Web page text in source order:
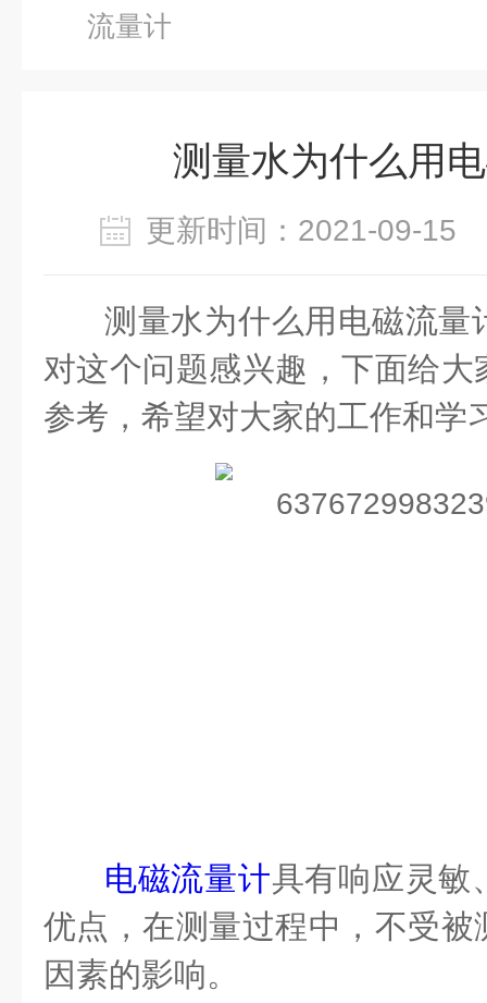
流量计
测量水为什么用
更新时间：2021-09-
测量水为什么用电磁流量
对这个问题感兴趣，下面给
参考，希望对大家的工作和学
电磁流量计具有响应灵敏
优点，在测量过程中，不受
因素的影响。